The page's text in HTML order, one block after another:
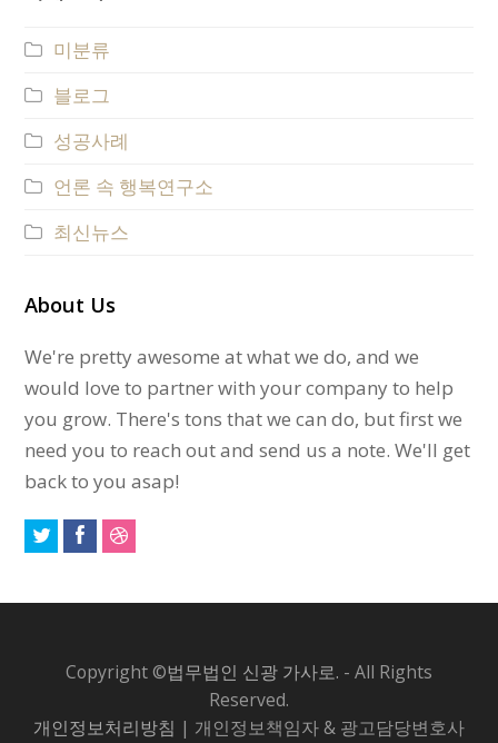
미분류
블로그
성공사례
언론 속 행복연구소
최신뉴스
About Us
We're pretty awesome at what we do, and we
would love to partner with your company to help
you grow. There's tons that we can do, but first we
need you to reach out and send us a note. We'll get
back to you asap!
Copyright ©법무법인 신광 가사로. - All Rights
Reserved.
개인정보처리방침 | 개인정보책임자 & 광고담당변호사